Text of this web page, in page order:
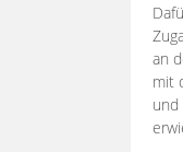
an
mit
und